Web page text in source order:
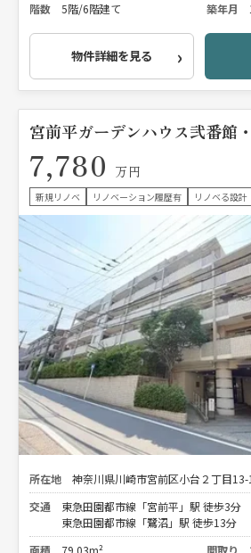
階数
5階/6階建て 築年月
物件詳細を見る
宮前平ガーデンハウス弐番館
7,780 万円
新規リノベ リノベーション履歴有 リノベる設計
所在地
神奈川県川崎市宮前区小台２丁目13-1
交通
東急田園都市線「宮前平」駅 徒歩3分
東急田園都市線「鷺沼」駅 徒歩13分